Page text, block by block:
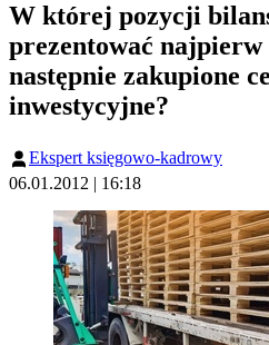
W której pozycji
prezentować najpierw
następnie zakupione
inwestycyjne?
Ekspert księgowo-kadrowy
06.01.2012 | 16:18